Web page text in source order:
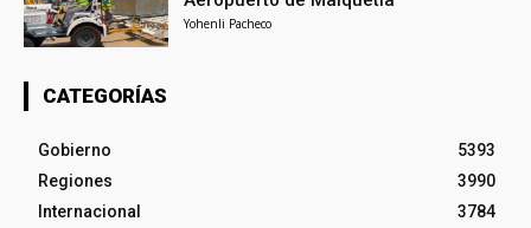
Yohenli Pacheco
CATEGORÍAS
Gobierno
5393
Regiones
3990
Internacional
3784